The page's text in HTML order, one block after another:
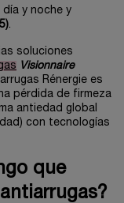
y noche y
soluciones
Visionnaire
Rénergie es
pérdida de firmeza
antiedad global
con tecnologías
que